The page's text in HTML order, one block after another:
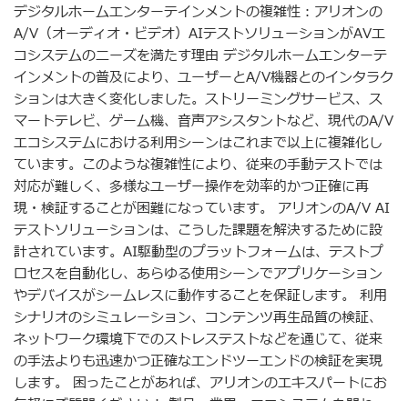
デジタルホームエンターテインメントの複雑性：アリオンの
A/V（オーディオ・ビデオ）AIテストソリューションがAVエ
コシステムのニーズを満たす理由 デジタルホームエンターテ
インメントの普及により、ユーザーとA/V機器とのインタラク
ションは大きく変化しました。ストリーミングサービス、ス
マートテレビ、ゲーム機、音声アシスタントなど、現代のA/V
エコシステムにおける利用シーンはこれまで以上に複雑化し
ています。このような複雑性により、従来の手動テストでは
対応が難しく、多様なユーザー操作を効率的かつ正確に再
現・検証することが困難になっています。 アリオンのA/V AI
テストソリューションは、こうした課題を解決するために設
計されています。AI駆動型のプラットフォームは、テストプ
ロセスを自動化し、あらゆる使用シーンでアプリケーション
やデバイスがシームレスに動作することを保証します。 利用
シナリオのシミュレーション、コンテンツ再生品質の検証、
ネットワーク環境下でのストレステストなどを通じて、従来
の手法よりも迅速かつ正確なエンドツーエンドの検証を実現
します。 困ったことがあれば、アリオンのエキスパートにお